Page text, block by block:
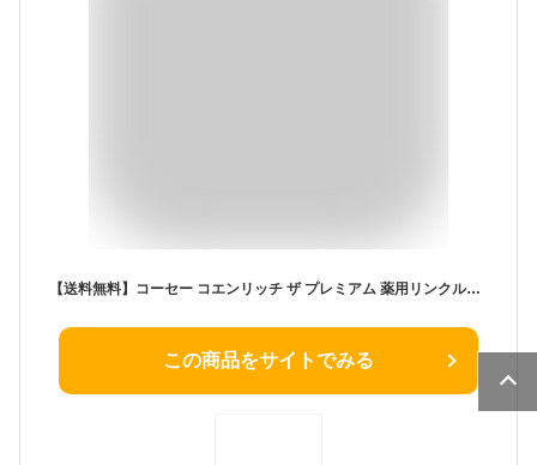
【送料無料】コーセー コエンリッチ ザ プレミアム 薬用リンクルホワイト ハンドクリーム 60g
この商品をサイトでみる